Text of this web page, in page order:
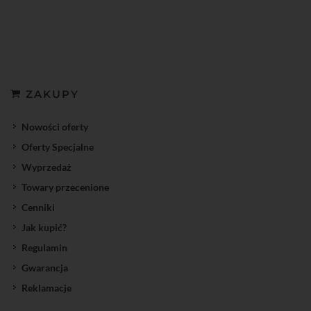
ZAKUPY
Nowości oferty
Oferty Specjalne
Wyprzedaż
Towary przecenione
Cenniki
Jak kupić?
Regulamin
Gwarancja
Reklamacje